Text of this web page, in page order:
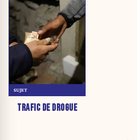
TRAFIC DE DROGUE
SUJET